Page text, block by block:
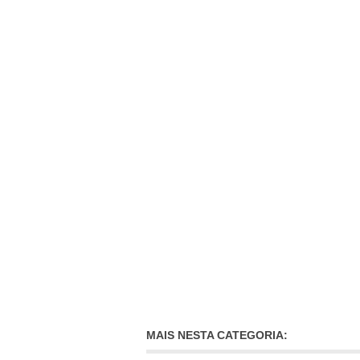
MAIS NESTA CATEGORIA: